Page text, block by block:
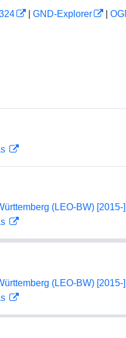
GND-Explorer
(LEO-BW) [2015-]
(LEO-BW) [2015-]